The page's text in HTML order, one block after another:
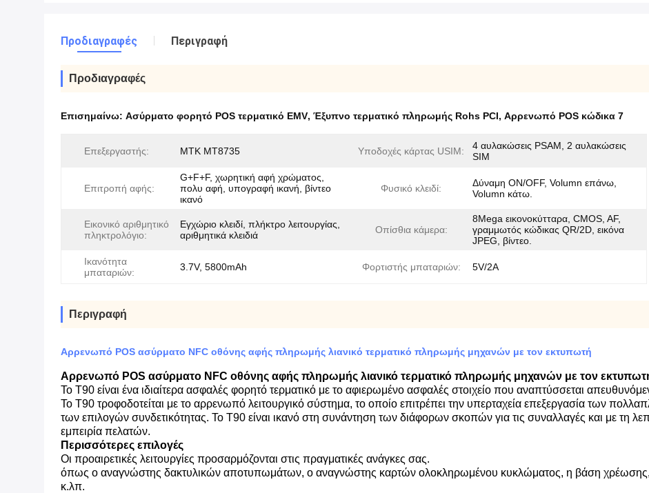
Προδιαγραφές Περιγραφή
Προδιαγραφές
Επισημαίνω: Ασύρματο φορητό POS τερματικό EMV, Έξυπνο τερματικό πληρωμής Rohs PCI, Αρρενωπό POS κώδικα 7
Επεξεργαστής: MTK MT8735 Υποδοχές κάρτας USIM:
4 αυλακώσεις PSAM, 2 αυλακώσεις
SIM
Επιτροπή αφής:
G+F+F, χωρητική αφή χρώματος,
πολυ αφή, υπογραφή ικανή, βίντεο
ικανό
Φυσικό κλειδί:
Δύναμη ON/OFF, Volumn επάνω,
Volumn κάτω.
Εικονικό αριθμητικό
πληκτρολόγιο:
Εγχώριο κλειδί, πλήκτρο λειτουργίας,
αριθμητικά κλειδιά
Οπίσθια κάμερα:
8Mega εικονοκύτταρα, CMOS, AF,
γραμμωτός κώδικας QR/2D, εικόνα
JPEG, βίντεο.
Ικανότητα
μπαταριών:
3.7V, 5800mAh Φορτιστής μπαταριών: 5V/2A
Περιγραφή
Αρρενωπό POS ασύρματο NFC οθόνης αφής πληρωμής λιανικό τερματικό πληρωμής μηχανών με τον εκτυπωτή
Αρρενωπό POS ασύρματο NFC οθόνης αφής πληρωμής λιανικό τερματικό πληρωμής μηχανών με τον
Το T90 είναι ένα ιδιαίτερα ασφαλές φορητό τερματικό με το αφιερωμένο ασφαλές στοιχείο που αναπτύσσεται
Το T90 τροφοδοτείται με το αρρενωπό λειτουργικό σύστημα, το οποίο επιτρέπει την υπερταχεία επεξεργασία των
των επιλογών συνδετικότητας. Το T90 είναι ικανό στη συνάντηση των διάφορων σκοπών για τις συναλλαγές και με τη
εμπειρία πελατών.
Περισσότερες επιλογές
Οι προαιρετικές λειτουργίες προσαρμόζονται στις πραγματικές ανάγκες σας.
όπως ο αναγνώστης δακτυλικών αποτυπωμάτων, ο αναγνώστης καρτών ολοκληρωμένου κυκλώματος, η βάση χρέωσης,
κ.λπ.